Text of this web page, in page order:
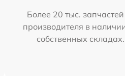
Более 20 тыс. запчастей
производителя в
собственных складах.